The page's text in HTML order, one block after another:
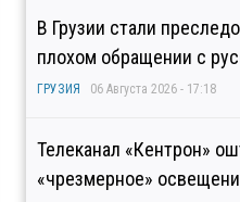
В Грузии стали
плохом обращении с
ГРУЗИЯ 06 Августа 2026 - 17:18
Телеканал «Кентрон»
«чрезмерное»